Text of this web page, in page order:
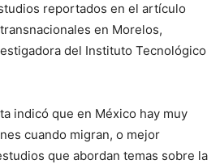
reportados en el artículo
en Morelos,
del Instituto Tecnológico
indicó que en México hay muy
cuando migran, o mejor
que abordan temas sobre la